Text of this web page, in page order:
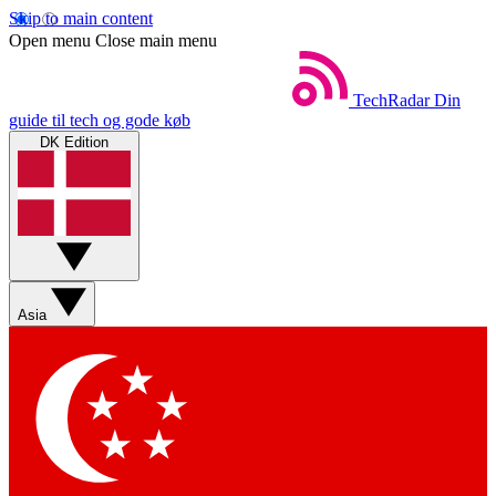
Skip to main content
Open menu Close main menu
TechRadar Din
guide til tech og gode køb
DK Edition
Asia